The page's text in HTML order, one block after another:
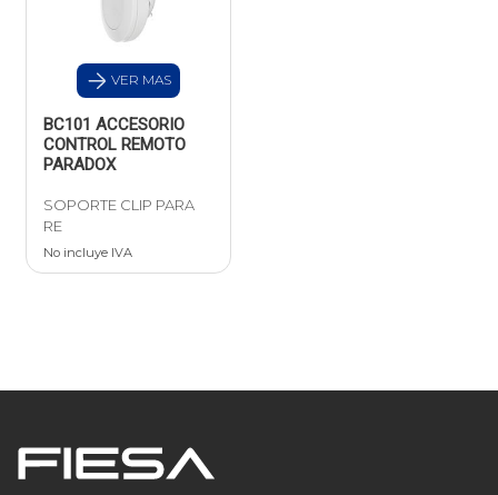
VER MAS
BC101 ACCESORIO
CONTROL REMOTO
PARADOX
SOPORTE CLIP PARA
RE
No incluye IVA